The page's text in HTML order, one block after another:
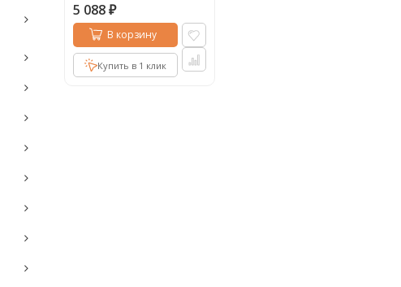
Кофе для вендинга
Кофе сублимированный
5 088 ₽
В корзину
Купить в 1 клик